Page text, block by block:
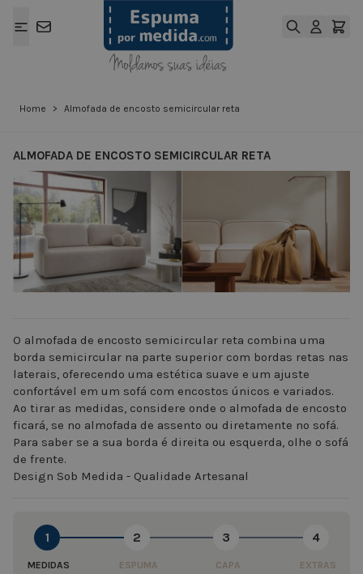
Home > Almofada de encosto semicircular reta
ALMOFADA DE ENCOSTO SEMICIRCULAR RETA
View larger image View larger
O almofada de encosto semicircular reta combina uma
borda semicircular na parte superior com bordas retas nas
laterais, oferecendo uma estética suave e um ajuste
confortável em um sofá com encostos únicos e variados.
Ao tirar as medidas, considere onde o almofada de encosto
ficará, se no almofada de assento ou diretamente no sofá.
Para saber se a sua borda é direita ou esquerda, olhe o sofá
de frente.
Design Sob Medida - Qualidade Artesanal
1
MEDIDAS
2
ESPUMA
3
CAPA
4
EXTRAS